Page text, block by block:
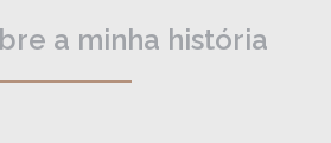
a minha história